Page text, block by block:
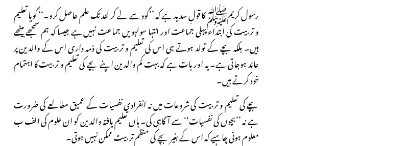
رسول کریمﷺ کا قولِ سدید ہے کہ ’’گود سے لے کر لحد تک علم حاصل کرو۔‘‘ گویا تعلیم
و تربیت کی ابتداء پہلی جماعت اور انتہا سولہویں جماعت نہیں ہے جیسا کہ ہم سمجھے بیٹھے
ہیں۔ بلکہ بچے کے تولد ہوتے ہی اس کی تعلیم و تربیت کی ذمہ داری اس کے والدین پر
عائد ہوجاتی ہے۔ یہ اور بات ہے کہ بہت کم والدین اپنے بچے کی تعلیم و تربیت کا اہتمام
خود کرتے ہیں۔
بچے کی تعلیم و تربیت کی شروعات میں نہ انفرادی نفسیات کے عمیق مطالعے کی ضرورت
ہے نہ ’’بچوں کی نفسیات‘‘ سے آگاہی کی۔ ہاں تعلیم یافتہ والدین کو ان علوم کی الف ب
معلوم ہونی چاہیے کہ اس کے بغیر بچے کی منظم تربیت ممکن نہیں ہوتی۔